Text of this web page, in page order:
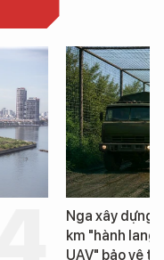
Nga xây dựng hơn
km "hành lang chống
UAV" bảo vệ tuyến